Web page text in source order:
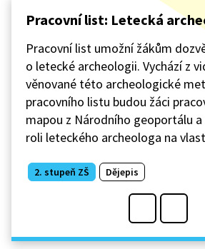
Pracovní list: Letecká
Pracovní list umožní žákům
o letecké archeologii. Vychází z
věnované této archeologické
pracovního listu budou žáci
mapou z Národního geoportálu
roli leteckého archeologa na
2. stupeň ZŠ Dějepis